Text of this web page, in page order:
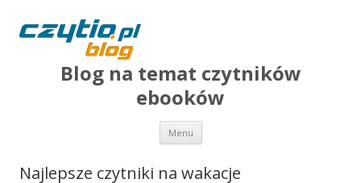
Blog na temat czytników
ebooków
Menu Przejdź do treści
Najlepsze czytniki na wakacje